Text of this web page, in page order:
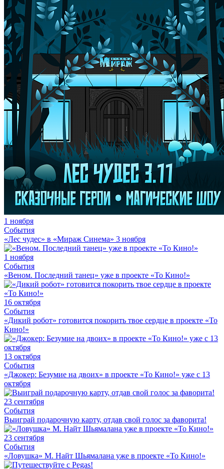
1 ноября
События
«Лес чудес» в «Мираж Синема» 3 ноября
1 ноября
События
«Веном. Последний танец» уже в проекте «То Кино!»
16 октября
События
«Дикий робот» готовится покорить твое сердце в проекте «То
Кино!»
13 октября
События
«Джокер: Безумие на двоих» в проекте «То Кино!» уже с 13
октября
23 сентября
События
Выиграй подарочную карту, отдав свой голос за фаворита!
23 сентября
События
«Ловушка» М. Найт Шьямалана уже в проекте «То Кино!»